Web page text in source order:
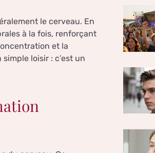
le cerveau. En
à la fois, renforçant
et la
loisir : c’est un